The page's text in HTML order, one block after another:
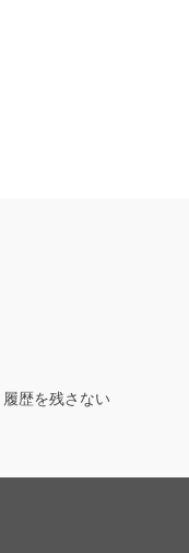
履歴を残さない